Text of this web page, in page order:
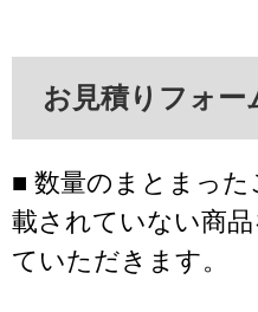
お見積りフォー
■ 数量のまとまっ
載されていない商
ていただきます。